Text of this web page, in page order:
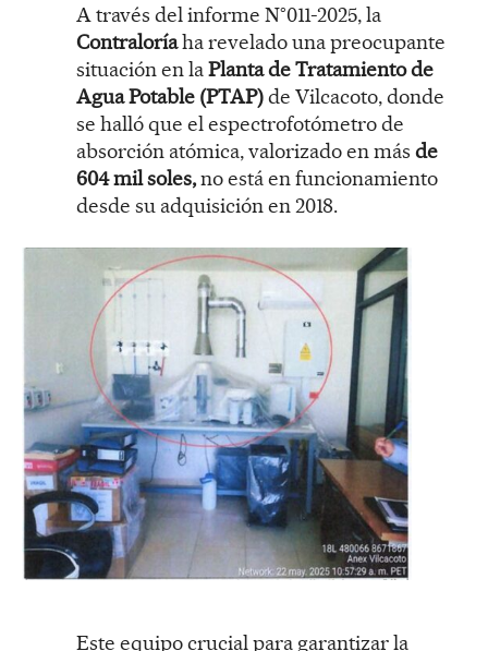
A través del informe N°011-2025, la
Contraloríaha revelado una preocupante
situación en laPlanta de Tratamiento de
Agua Potable (PTAP)de Vilcacoto, donde
se halló que el espectrofotómetro de
absorción atómica, valorizado en más de
604 mil soles,no está en funcionamiento
desde su adquisición en 2018.
Este equipo crucial para garantizar la